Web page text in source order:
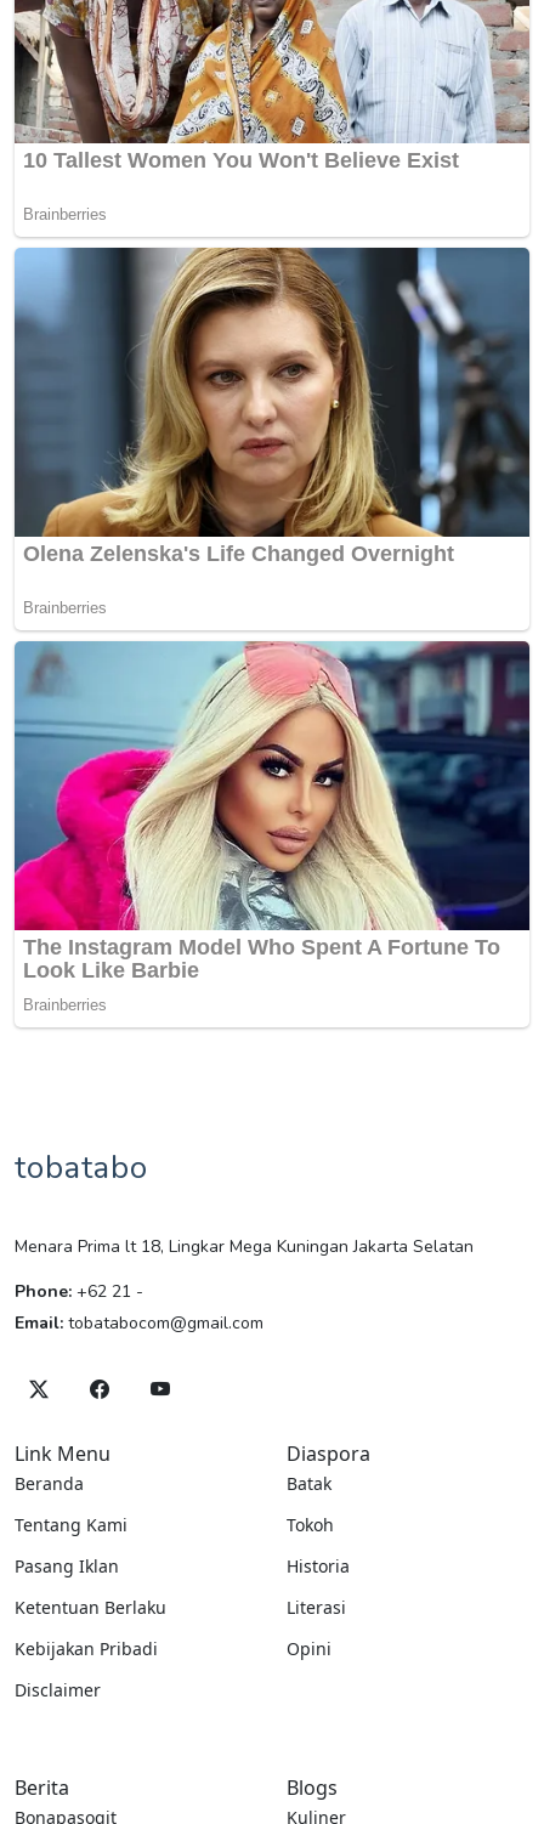
tobatabo
Menara Prima lt 18, Lingkar Mega Kuningan Jakarta Selatan
Phone: +62 21 -
Email: tobatabocom@gmail.com
Link Menu
Beranda
Tentang Kami
Pasang Iklan
Ketentuan Berlaku
Kebijakan Pribadi
Disclaimer
Diaspora
Batak
Tokoh
Historia
Literasi
Opini
Berita
Bonapasogit
Blogs
Kuliner